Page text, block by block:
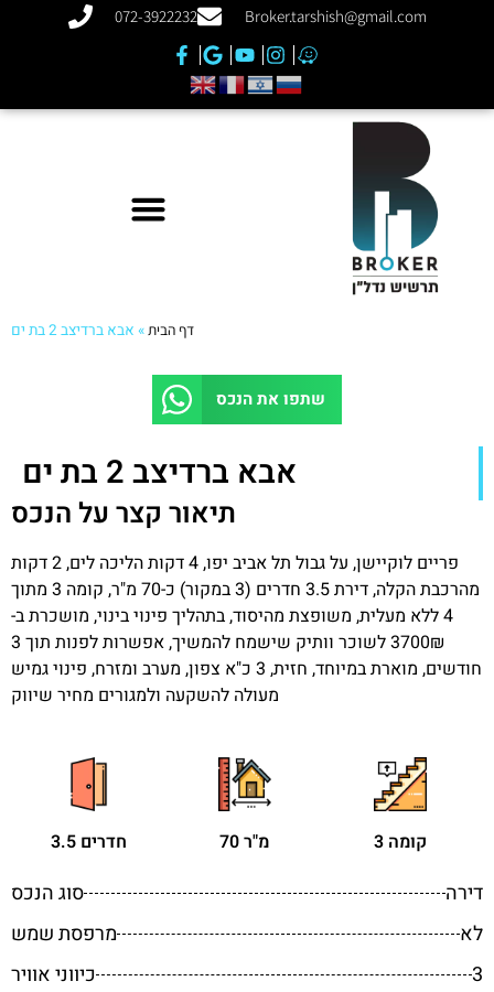
072-3922232 Broker.tarshish@gmail.com
דף הבית» אבא ברדיצב 2 בת ים
אבא ברדיצב 2 בת ים
שתפו את הנכס
תיאור קצר על הנכס
פריים לוקיישן, על גבול תל אביב יפו, 4 דקות הליכה לים, 2 דקות
מהרכבת הקלה, דירת 3.5 חדרים (3 במקור) כ-70 מ"ר, קומה 3 מתוך
4 ללא מעלית, משופצת מהיסוד, בתהליך פינוי בינוי, מושכרת ב-
3700₪ לשוכר וותיק שישמח להמשיך, אפשרות לפנות תוך 3
חודשים, מוארת במיוחד, חזית, 3 כ"א צפון, מערב ומזרח, פינוי גמיש
3.5 חדרים 70 מ"ר קומה 3
סוג הנכס
דירה
מרפסת שמש
לא
כיווני אוויר
3